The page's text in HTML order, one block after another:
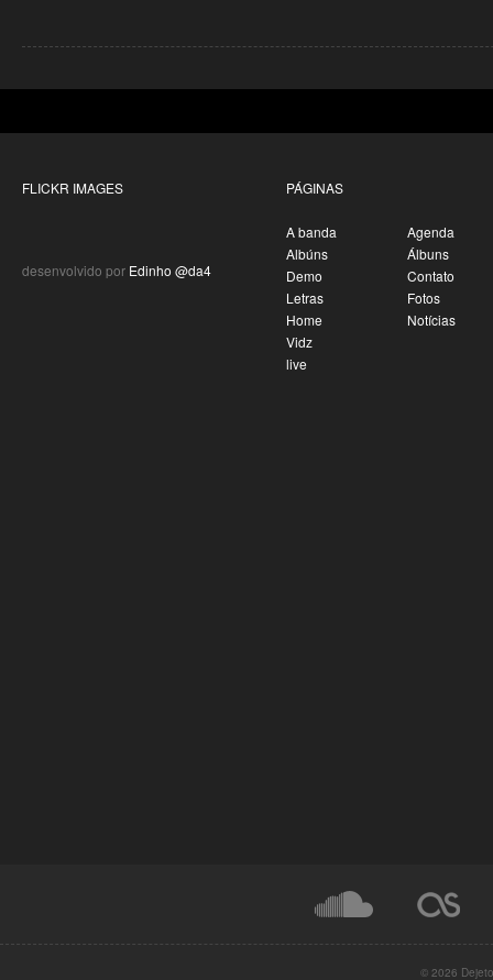
FLICKR IMAGES
desenvolvido por Edinho @da4
PÁGINAS
A banda
Albúns
Demo
Letras
Agenda
Álbuns
Contato
Fotos
Home
Notícias
Vidz
live
© 2026